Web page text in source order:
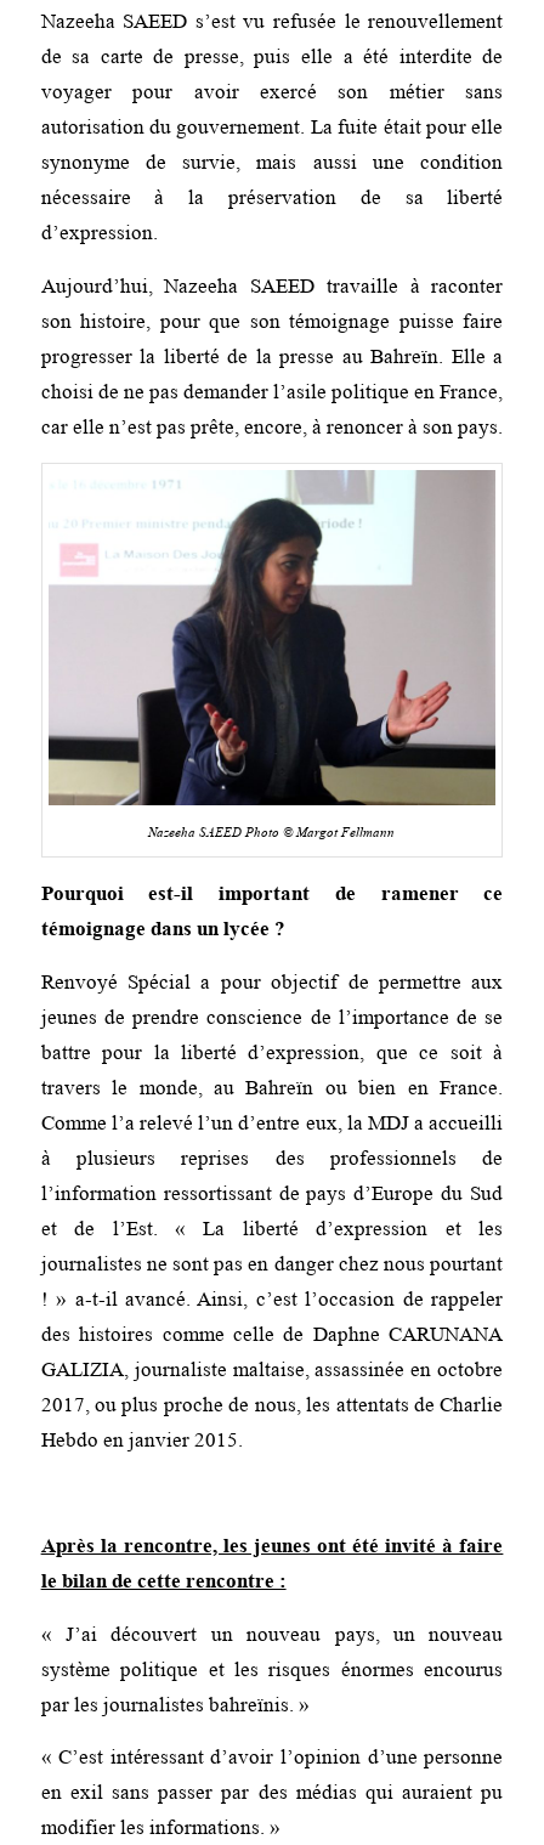
Nazeeha SAEED s’est vu refusée le renouvellement
de sa carte de presse, puis elle a été interdite de
voyager pour avoir exercé son métier sans
autorisation du gouvernement. La fuite était pour elle
synonyme de survie, mais aussi une condition
nécessaire à la préservation de sa liberté
d’expression.
Aujourd’hui, Nazeeha SAEED travaille à raconter
son histoire, pour que son témoignage puisse faire
progresser la liberté de la presse au Bahreïn. Elle a
choisi de ne pas demander l’asile politique en France,
car elle n’est pas prête, encore, à renoncer à son pays.
Nazeeha SAEED Photo © Margot Fellmann
Pourquoi est-il important de ramener ce
témoignage dans un lycée ?
Renvoyé Spécial a pour objectif de permettre aux
jeunes de prendre conscience de l’importance de se
battre pour la liberté d’expression, que ce soit à
travers le monde, au Bahreïn ou bien en France.
Comme l’a relevé l’un d’entre eux, la MDJ a accueilli
à plusieurs reprises des professionnels de
l’information ressortissant de pays d’Europe du Sud
et de l’Est. « La liberté d’expression et les
journalistes ne sont pas en danger chez nous pourtant
! » a-t-il avancé. Ainsi, c’est l’occasion de rappeler
des histoires comme celle de Daphne CARUNANA
GALIZIA, journaliste maltaise, assassinée en octobre
2017, ou plus proche de nous, les attentats de Charlie
Hebdo en janvier 2015.
Après la rencontre, les jeunes ont été invité à faire
le bilan de cette rencontre :
« J’ai découvert un nouveau pays, un nouveau
système politique et les risques énormes encourus
par les journalistes bahreïnis. »
« C’est intéressant d’avoir l’opinion d’une personne
en exil sans passer par des médias qui auraient pu
modifier les informations. »